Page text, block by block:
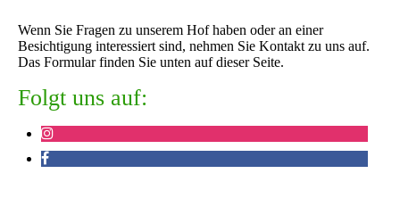
Wenn Sie Fragen zu unserem Hof haben oder an einer
Besichtigung interessiert sind, nehmen Sie Kontakt zu uns auf.
Das Formular finden Sie unten auf dieser Seite.
Folgt uns auf: